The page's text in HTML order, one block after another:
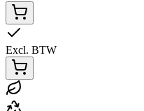
Excl. BTW